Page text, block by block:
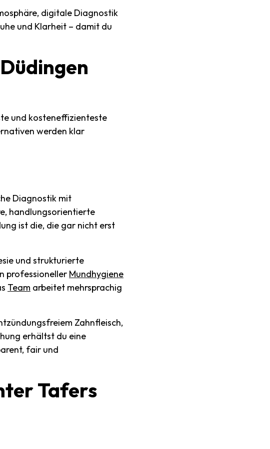
digitale Diagnostik
und Klarheit – damit du
Düdingen
und kosteneffizienteste
werden klar
Diagnostik mit
handlungsorientierte
ist die, die gar nicht erst
und strukturierte
professioneller Mundhygiene
Team arbeitet mehrsprachig
Zahnfleisch,
erhältst du eine
fair und
Tafers